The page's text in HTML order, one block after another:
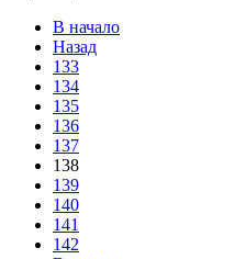
В начало
Назад
133
134
135
136
137
138
139
140
141
142